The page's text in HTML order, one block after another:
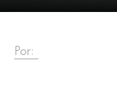
Por: